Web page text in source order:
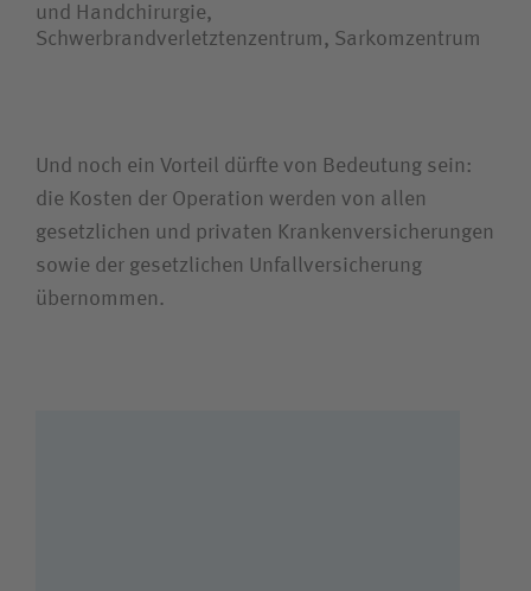
und Handchirurgie,
Schwerbrandverletztenzentrum, Sarkomzentrum
Und noch ein Vorteil dürfte von Bedeutung sein:
die Kosten der Operation werden von allen
gesetzlichen und privaten Krankenversicherungen
sowie der gesetzlichen Unfallversicherung
übernommen.